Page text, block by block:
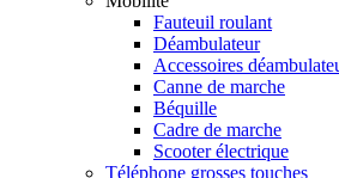
Fauteuil roulant
Déambulateur
Accessoires
Canne de marche
Béquille
Cadre de marche
Scooter électrique
Téléphone grosses touches